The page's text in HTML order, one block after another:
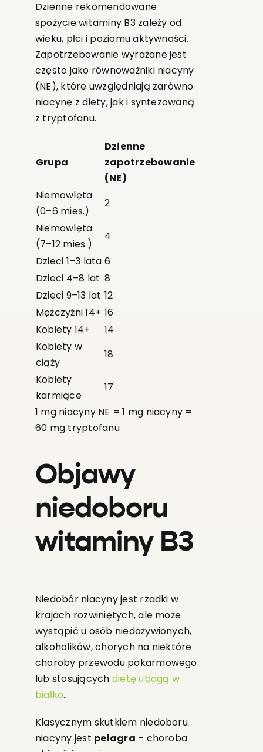
Dzienne rekomendowane
spożycie witaminy B3 zależy od
wieku, płci i poziomu aktywności.
Zapotrzebowanie wyrażane jest
często jako równoważniki niacyny
(NE), które uwzględniają zarówno
niacynę z diety, jak i syntezowaną
z tryptofanu.
Grupa
Dzienne
zapotrzebowanie
(NE)
Niemowlęta
(0–6 mies.)
2
Niemowlęta
(7–12 mies.)
4
Dzieci 1–3 lata 6
Dzieci 4–8 lat 8
Dzieci 9–13 lat 12
Mężczyźni 14+ 16
Kobiety 14+
14
Kobiety w
ciąży
18
Kobiety
karmiące
17
1 mg niacyny NE = 1 mg niacyny =
60 mg tryptofanu
Objawy
niedoboru
witaminy B3
Niedobór niacyny jest rzadki w
krajach rozwiniętych, ale może
wystąpić u osób niedożywionych,
alkoholików, chorych na niektóre
choroby przewodu pokarmowego
lub stosujących dietę ubogą w
białko.
Klasycznym skutkiem niedoboru
niacyny jest pelagra – choroba